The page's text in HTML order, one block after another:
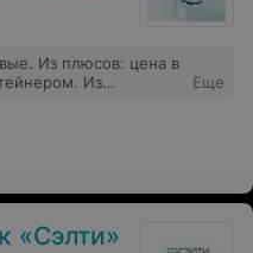
Из плюсов: цена в
Из
Спасибо
Еще
«Сэлти»